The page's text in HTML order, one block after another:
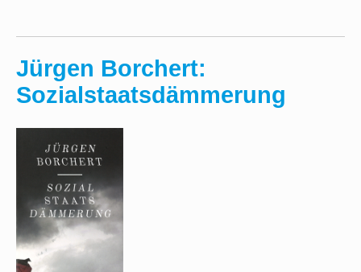
Jürgen Borchert:
Sozialstaatsdämmerung